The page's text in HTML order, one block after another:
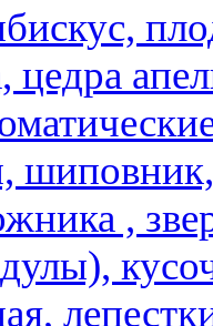
цедра
,